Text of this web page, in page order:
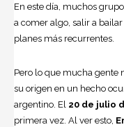
En este día, muchos
a comer algo, salir a
planes más recurrentes.
Pero lo que mucha gente
su origen en un hecho
argentino. El 20 de julio
primera vez. Al ver esto,